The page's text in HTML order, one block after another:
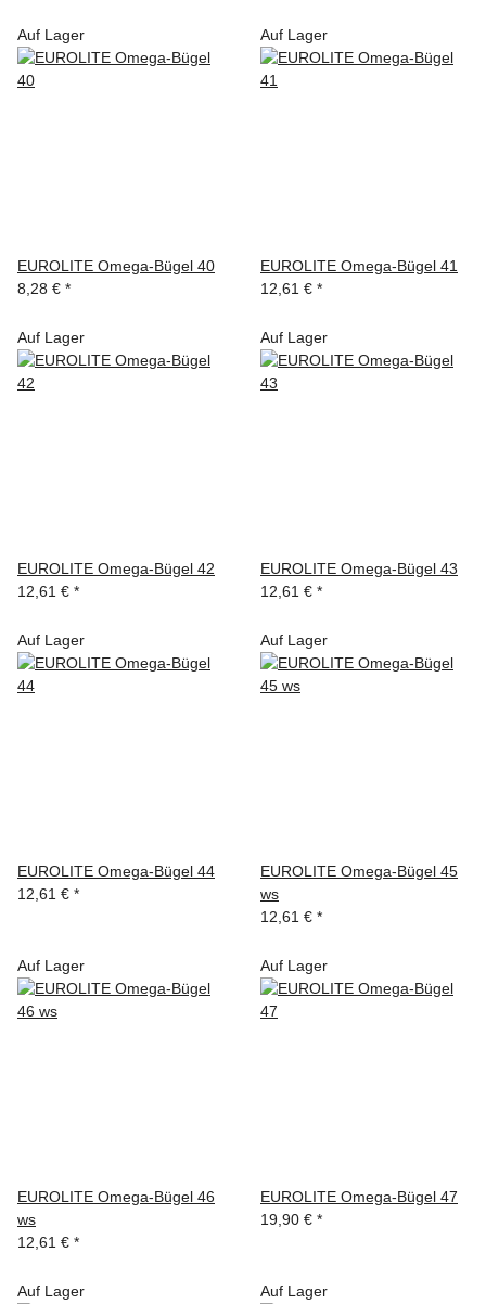
Auf Lager
EUROLITE Omega-Bügel 40
8,28 € *
Auf Lager
EUROLITE Omega-Bügel 41
12,61 € *
Auf Lager
EUROLITE Omega-Bügel 42
12,61 € *
Auf Lager
EUROLITE Omega-Bügel 43
12,61 € *
Auf Lager
EUROLITE Omega-Bügel 44
12,61 € *
Auf Lager
EUROLITE Omega-Bügel 45
ws
12,61 € *
Auf Lager
EUROLITE Omega-Bügel 46
ws
12,61 € *
Auf Lager
EUROLITE Omega-Bügel 47
19,90 € *
Auf Lager Auf Lager